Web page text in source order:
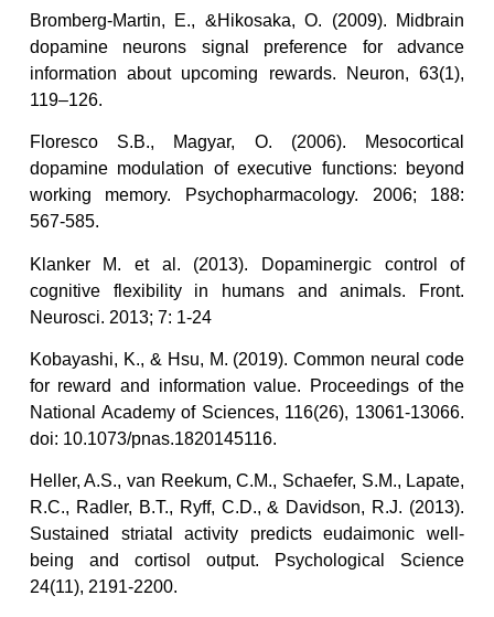
Bromberg-Martin, E., &Hikosaka, O. (2009). Midbrain
dopamine neurons signal preference for advance
information about upcoming rewards. Neuron, 63(1),
119–126.
Floresco S.B., Magyar, O. (2006). Mesocortical
dopamine modulation of executive functions: beyond
working memory. Psychopharmacology. 2006; 188:
567-585.
Klanker M. et al. (2013). Dopaminergic control of
cognitive flexibility in humans and animals. Front.
Neurosci. 2013; 7: 1-24
Kobayashi, K., & Hsu, M. (2019). Common neural code
for reward and information value. Proceedings of the
National Academy of Sciences, 116(26), 13061-13066.
doi: 10.1073/pnas.1820145116.
Heller, A.S., van Reekum, C.M., Schaefer, S.M., Lapate,
R.C., Radler, B.T., Ryff, C.D., & Davidson, R.J. (2013).
Sustained striatal activity predicts eudaimonic well-
being and cortisol output. Psychological Science
24(11), 2191-2200.